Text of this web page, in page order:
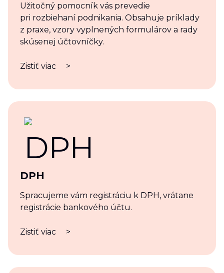
Užitočný pomocník vás prevedie
pri rozbiehaní podnikania. Obsahuje príklady
z praxe, vzory vyplnených formulárov a rady
skúsenej účtovníčky.
Zistiť viac >
DPH
Spracujeme vám registráciu k DPH, vrátane
registrácie bankového účtu.
Zistiť viac >